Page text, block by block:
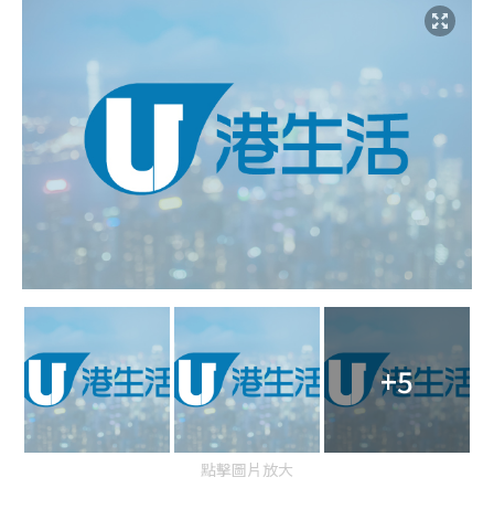
+5
點擊圖片放大